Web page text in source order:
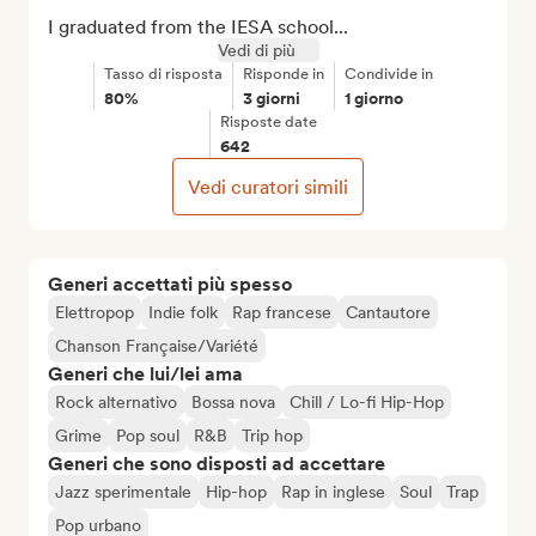
Generi accettati più spesso
Elettropop Indie folk Rap francese
Cantautore
Chanson Française/Variété
Generi che lui/lei ama
Rock alternativo Bossa nova
Chill / Lo-fi Hip-Hop
Grime
Pop soul R&B Trip hop
Generi che sono disposti ad accettare
Jazz sperimentale Hip-hop Rap in inglese Soul
Trap
Pop urbano
I graduated from the IESA school...
Vedi di più
Tasso di risposta
80%
Risponde in
3 giorni
Condivide in
1 giorno
Risposte date
642
Vedi curatori simili